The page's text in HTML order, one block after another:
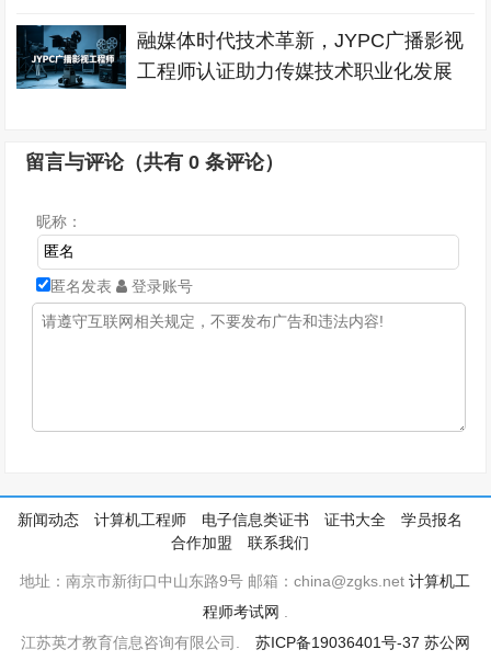
融媒体时代技术革新，JYPC广播影视
工程师认证助力传媒技术职业化发展
留言与评论（共有0 条评论）
昵称：
匿名发表 登录账号
新闻动态 计算机工程师 电子信息类证书 证书大全
学员报名
合作加盟
联系我们
地址：南京市新街口中山东路9号 邮箱：china@zgks.net计算机工
程师考试网 .
江苏英才教育信息咨询有限公司. 苏ICP备19036401号-37 苏公网